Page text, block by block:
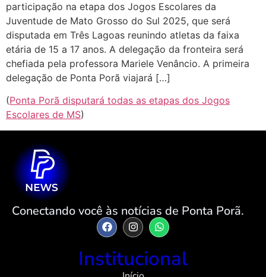
participação na etapa dos Jogos Escolares da
Juventude de Mato Grosso do Sul 2025, que será
disputada em Três Lagoas reunindo atletas da faixa
etária de 15 a 17 anos. A delegação da fronteira será
chefiada pela professora Mariele Venâncio. A primeira
delegação de Ponta Porã viajará […]
(Ponta Porã disputará todas as etapas dos Jogos
Escolares de MS)
Conectando você às notícias de Ponta Porã.
Institucional